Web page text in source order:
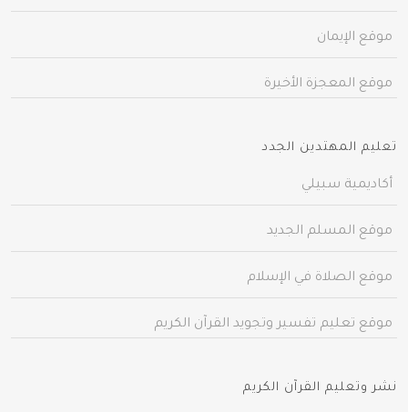
موقع الإيمان
موقع المعجزة الأخيرة
تعليم المهتدين الجدد
أكاديمية سبيلي
موقع المسلم الجديد
موقع الصلاة في الإسلام
موقع تعليم تفسير وتجويد القرآن الكريم
نشر وتعليم القرآن الكريم